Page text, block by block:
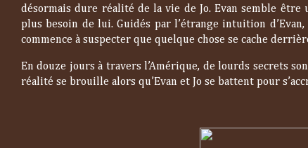
désormais dure réalité de la vie de Jo. Evan semble être
plus besoin de lui. Guidés par l’étrange intuition
commence à suspecter que quelque chose se cache
En douze jours à travers l’Amérique, de lourds secrets
réalité se brouille alors qu’Evan et Jo se battent pour